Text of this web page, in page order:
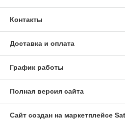
Контакты
Доставка и оплата
График работы
Полная версия сайта
Сайт создан на маркетплейсе